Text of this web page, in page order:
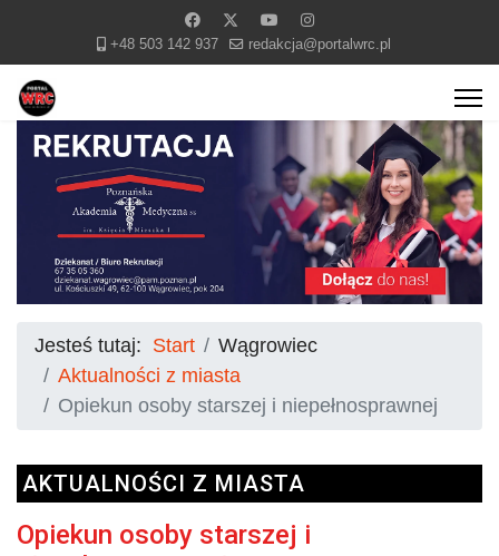
+48 503 142 937 redakcja@portalwrc.pl
Jesteś tutaj: Start
Wągrowiec
Aktualności z miasta
Opiekun osoby starszej i niepełnosprawnej
AKTUALNOŚCI Z MIASTA
Opiekun osoby starszej i